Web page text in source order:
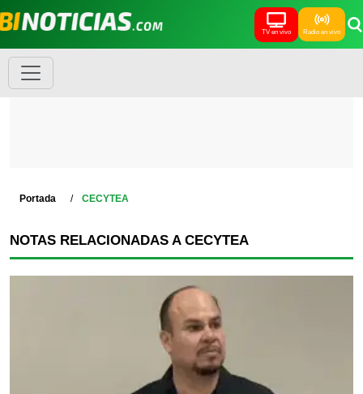
TV en vivo Radio en vivo
Portada CECYTEA
NOTAS RELACIONADAS A CECYTEA